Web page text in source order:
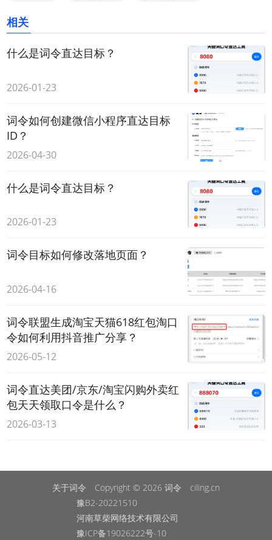
相关
什么是词令直达目标？
2026-01-23
词令如何创建微信小程序直达目标
ID？
2026-04-30
什么是词令直达目标？
2026-01-23
词令目标如何修改落地页面？
2026-04-16
词令联盟生成淘宝天猫618红包淘口
令如何利用抖音推广分享？
2026-05-12
词令直达美团/京东/淘宝闪购外卖红
包天天领取口令是什么？
2026-03-13
关于词令 Copyright © 2026 词令
ciling.cn
豫B2-20221510
河南草柴网络技术有限公司
豫ICP备19026222号-10